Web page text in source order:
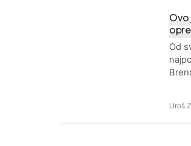
Ovo
Od
Uroš